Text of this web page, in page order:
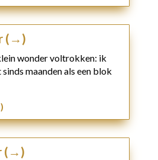
(→)
wonder voltrokken: ik
maanden als een blok
(→)